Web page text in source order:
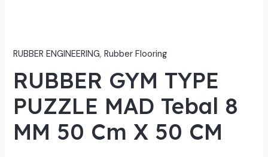
RUBBER ENGINEERING,Rubber Flooring
RUBBER GYM TYPE
PUZZLE MAD Tebal 8
MM 50 Cm X 50 CM